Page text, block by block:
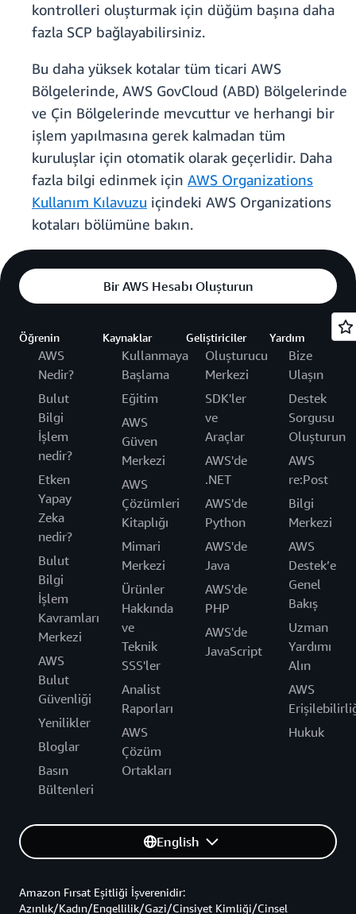
kontrolleri oluşturmak için düğüm başına daha
fazla SCP bağlayabilirsiniz.
Bu daha yüksek kotalar tüm ticari AWS
Bölgelerinde, AWS GovCloud (ABD) Bölgelerinde
ve Çin Bölgelerinde mevcuttur ve herhangi bir
işlem yapılmasına gerek kalmadan tüm
kuruluşlar için otomatik olarak geçerlidir. Daha
fazla bilgi edinmek için AWS Organizations
Kullanım Kılavuzu içindeki AWS Organizations
kotaları bölümüne bakın.
Bir AWS Hesabı Oluşturun
Öğrenin
AWS
Nedir?
Bulut
Bilgi
İşlem
nedir?
Etken
Yapay
Zeka
nedir?
Bulut
Bilgi
İşlem
Kavramları
Merkezi
AWS
Bulut
Güvenliği
Yenilikler
Bloglar
Basın
Bültenleri
Kaynaklar
Kullanmaya
Başlama
Eğitim
AWS
Güven
Merkezi
AWS
Çözümleri
Kitaplığı
Mimari
Merkezi
Ürünler
Hakkında
ve
Teknik
SSS'ler
Analist
Raporları
AWS
Çözüm
Ortakları
Geliştiriciler
Oluşturucu
Merkezi
SDK'ler
ve
Araçlar
AWS'de
.NET
AWS'de
Python
AWS'de
Java
AWS'de
PHP
AWS'de
JavaScript
Yardım
Bize
Ulaşın
Destek
Sorgusu
Oluşturun
AWS
re:Post
Bilgi
Merkezi
AWS
Destek’e
Genel
Bakış
Uzman
Yardımı
Alın
AWS
Hukuk
English
Amazon Fırsat Eşitliği İşverenidir:
Azınlık/Kadın/Engellilik/Gazi/Cinsiyet Kimliği/Cinsel